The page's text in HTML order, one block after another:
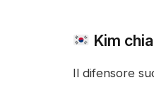
Kim
Il difensore